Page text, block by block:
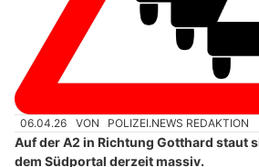
06.04.26 VON POLIZEI.NEWS REDAKTION
Auf der A2 in Richtung Gotthard staut
dem Südportal derzeit massiv.